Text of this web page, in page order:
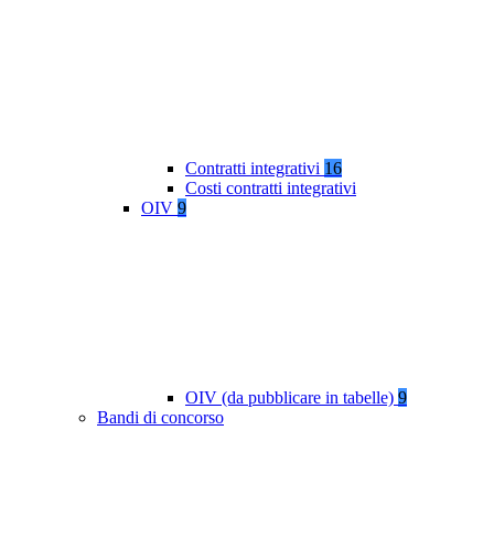
Contratti integrativi 16
Costi contratti integrativi
OIV 9
OIV (da pubblicare in tabelle) 9
Bandi di concorso